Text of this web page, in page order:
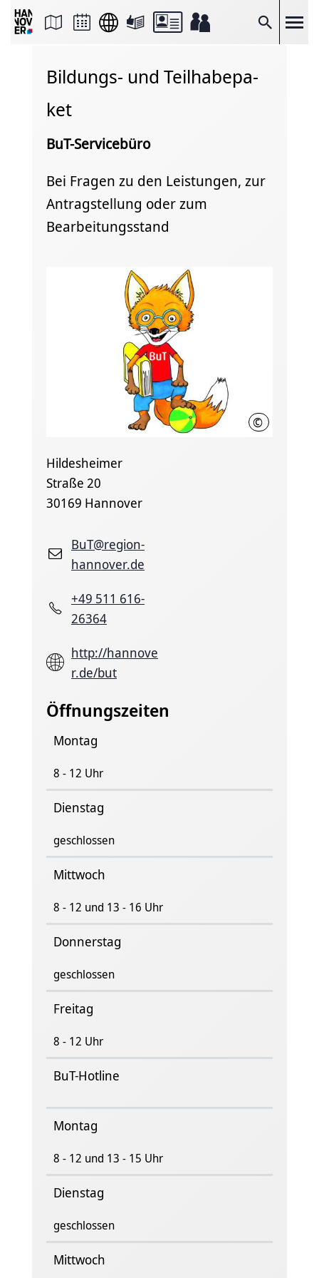
Suche
Seite
FacebookBildungs- und Teil­ha­be­pa­
ket
BuT-Servicebüro
Bei Fragen zu den Leistungen, zur
Antragstellung oder zum
Bearbeitungsstand
© RH
Hildesheimer
Straße 20
30169 Hannover
BuT@region-
hannover.de
+49 511 616-
26364
http://hannove
r.de/but
Öffnungszeiten
Montag
8 - 12 Uhr
Dienstag
geschlossen
Mittwoch
8 - 12 und 13 - 16 Uhr
Donnerstag
geschlossen
Freitag
8 - 12 Uhr
BuT-Hotline
Montag
8 - 12 und 13 - 15 Uhr
Dienstag
geschlossen
Mittwoch